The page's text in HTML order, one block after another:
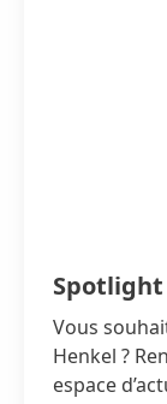
Spotlight
Vous
Henkel ?
espace